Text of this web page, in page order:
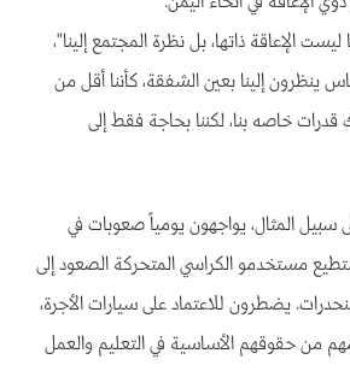
ليست الإعاقة ذاتها، بل نظرة المجتمع إلينا"،
ينظرون إلينا بعين الشفقة، كأننا أقل من
قدرات خاصه بنا، لكننا بحاجة فقط إلى
سبيل المثال، يواجهون يومياً صعوبات في
مستخدمو الكراسي المتحركة الصعود إلى
يضطرون للاعتماد على سيارات الأجرة،
من حقوقهم الأساسية في التعليم والعمل